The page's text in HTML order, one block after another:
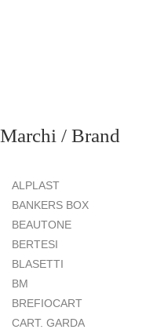
Marchi / Brand
ALPLAST
BANKERS BOX
BEAUTONE
BERTESI
BLASETTI
BM
BREFIOCART
CART. GARDA